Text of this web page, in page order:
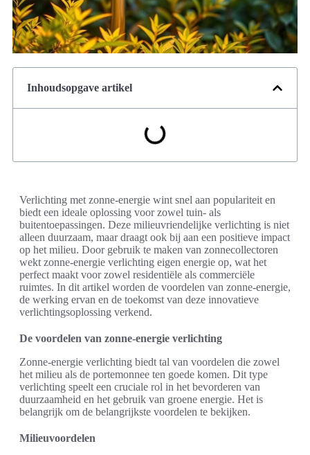
Inhoudsopgave artikel
Verlichting met zonne-energie wint snel aan populariteit en
biedt een ideale oplossing voor zowel tuin- als
buitentoepassingen. Deze milieuvriendelijke verlichting is niet
alleen duurzaam, maar draagt ook bij aan een positieve impact
op het milieu. Door gebruik te maken van zonnecollectoren
wekt zonne-energie verlichting eigen energie op, wat het
perfect maakt voor zowel residentiële als commerciële
ruimtes. In dit artikel worden de voordelen van zonne-energie,
de werking ervan en de toekomst van deze innovatieve
verlichtingsoplossing verkend.
De voordelen van zonne-energie verlichting
Zonne-energie verlichting biedt tal van voordelen die zowel
het milieu als de portemonnee ten goede komen. Dit type
verlichting speelt een cruciale rol in het bevorderen van
duurzaamheid en het gebruik van groene energie. Het is
belangrijk om de belangrijkste voordelen te bekijken.
Milieuvoordelen